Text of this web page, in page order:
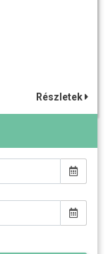
Részletek